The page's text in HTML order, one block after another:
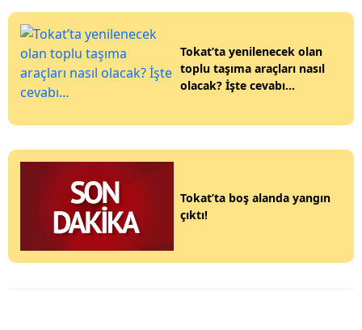
Tokat’ta yenilenecek olan
toplu taşıma araçları nasıl
olacak? İşte cevabı…
Tokat’ta boş alanda yangın
çıktı!